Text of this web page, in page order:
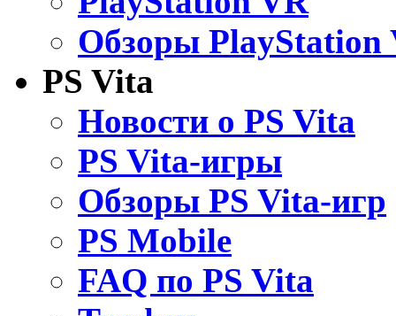
Обзоры PlayStation
PS Vita
Новости о PS Vita
PS Vita-игры
Обзоры PS Vita-игр
PS Mobile
FAQ по PS Vita